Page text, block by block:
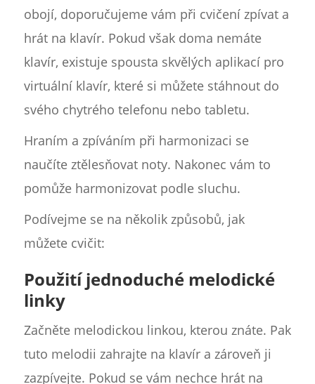
obojí, doporučujeme vám při cvičení zpívat a
hrát na klavír. Pokud však doma nemáte
klavír, existuje spousta skvělých aplikací pro
virtuální klavír, které si můžete stáhnout do
svého chytrého telefonu nebo tabletu.
Hraním a zpíváním při harmonizaci se
naučíte ztělesňovat noty. Nakonec vám to
pomůže harmonizovat podle sluchu.
Podívejme se na několik způsobů, jak
můžete cvičit:
Použití jednoduché melodické
linky
Začněte melodickou linkou, kterou znáte. Pak
tuto melodii zahrajte na klavír a zároveň ji
zazpívejte. Pokud se vám nechce hrát na